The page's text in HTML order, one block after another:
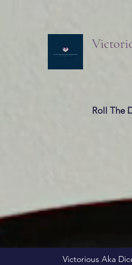
Roll The
Victorious Aka